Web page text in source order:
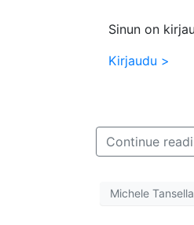
Sinun on
Kirjaudu >
Continue
Michele Tansella